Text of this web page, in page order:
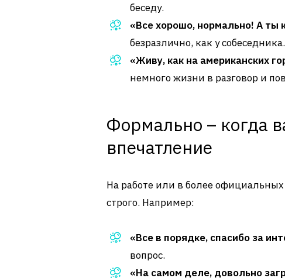
беседу.
«Все хорошо, нормально! А ты
безразлично, как у собеседника.
«Живу, как на американских
немного жизни в разговор и
Формально – когда
впечатление
На работе или в более
строго. Например:
«Все в порядке, спасибо за
вопрос.
«На самом деле, довольно